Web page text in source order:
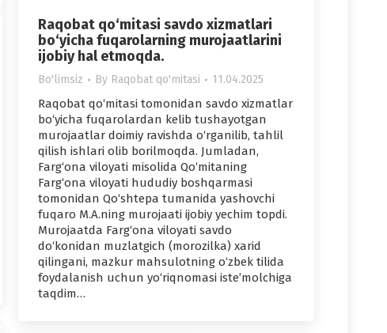
Raqobat qo‘mitasi savdo xizmatlari
bo‘yicha fuqarolarning murojaatlarini
ijobiy hal etmoqda.
Bo'limsiz By Raqobat qo'mitasi 11.04.2025
Raqobat qo‘mitasi tomonidan savdo xizmatlar
bo‘yicha fuqarolardan kelib tushayotgan
murojaatlar doimiy ravishda o‘rganilib, tahlil
qilish ishlari olib borilmoqda. Jumladan,
Farg‘ona viloyati misolida Qo‘mitaning
Farg‘ona viloyati hududiy boshqarmasi
tomonidan Qo‘shtepa tumanida yashovchi
fuqaro M.A.ning murojaati ijobiy yechim topdi.
Murojaatda Farg‘ona viloyati savdo
do‘konidan muzlatgich (morozilka) xarid
qilingani, mazkur mahsulotning o‘zbek tilida
foydalanish uchun yo‘riqnomasi iste’molchiga
taqdim…